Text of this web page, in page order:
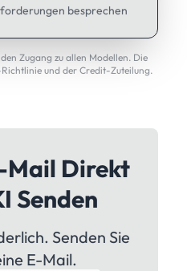
besprechen
Zugang zu allen Modellen. Die
und der Credit-Zuteilung.
Mail Direkt
Senden
Senden Sie
E-Mail.